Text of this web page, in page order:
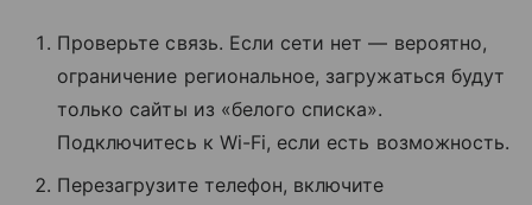
Проверьте связь. Если сети нет — вероятно,
ограничение региональное, загружаться будут
только сайты из «белого списка».
Подключитесь к Wi-Fi, если есть возможность.
Перезагрузите телефон, включите